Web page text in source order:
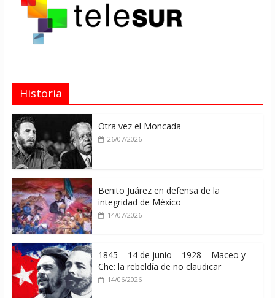
Historia
Otra vez el Moncada
26/07/2026
Benito Juárez en defensa de la
integridad de México
14/07/2026
1845 – 14 de junio – 1928 – Maceo y
Che: la rebeldía de no claudicar
14/06/2026